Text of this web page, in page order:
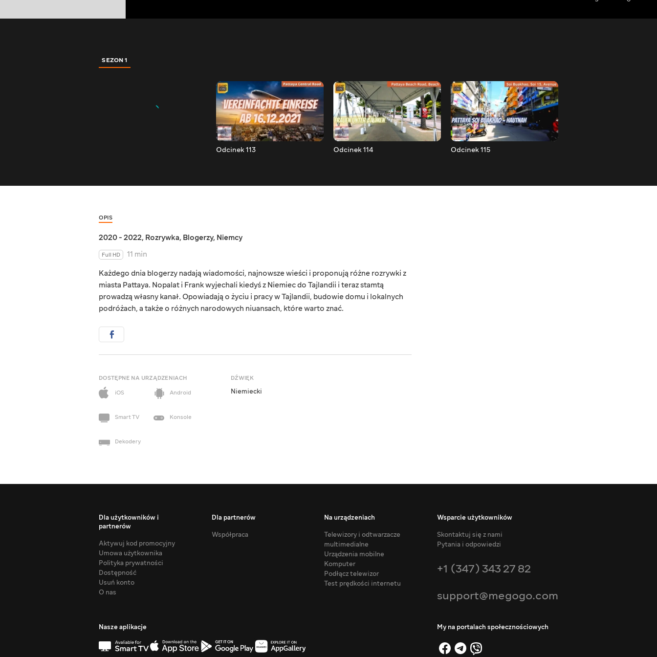
SEZON 1
Odcinek 113 Odcinek 114 Odcinek 115
OPIS
2020 - 2022, Rozrywka, Blogerzy, Niemcy
Full HD
11 min
Każdego dnia blogerzy nadają wiadomości, najnowsze wieści i proponują różne rozrywki z
miasta Pattaya. Nopalat i Frank wyjechali kiedyś z Niemiec do Tajlandii i teraz stamtą
prowadzą własny kanał. Opowiadają o życiu i pracy w Tajlandii, budowie domu i lokalnych
podróżach, a także o różnych narodowych niuansach, które warto znać.
DOSTĘPNE NA URZĄDZENIACH
iOS
Android
Smart TV Konsole
Dekodery
DŹWIĘK
Niemiecki
Dla użytkowników i
partnerów
Aktywuj kod promocyjny
Umowa użytkownika
Polityka prywatności
Dostępność
Usuń konto
O nas
Dla partnerów
Współpraca
Na urządzeniach
Telewizory i odtwarzacze
multimedialne
Urządzenia mobilne
Komputer
Podłącz telewizor
Test prędkości internetu
Wsparcie użytkowników
Skontaktuj się z nami
Pytania i odpowiedzi
+1 (347) 343 27 82
support@megogo.com
Nasze aplikacje My na portalach społecznościowych